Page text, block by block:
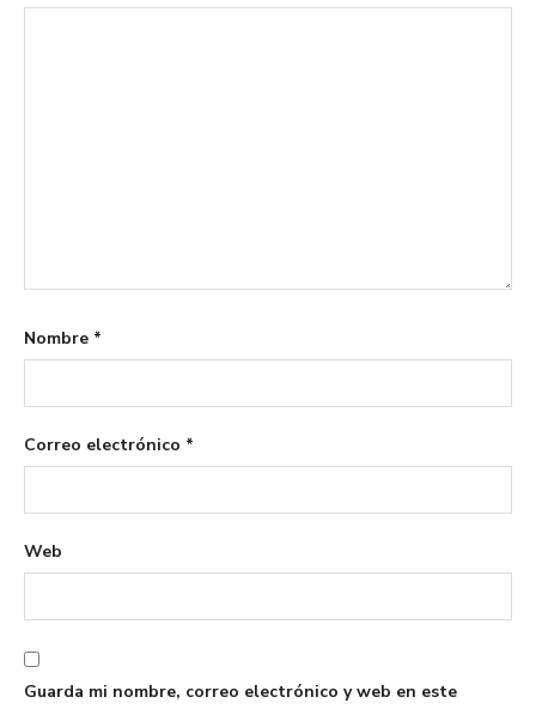
Nombre *
Correo electrónico *
Web
Guarda mi nombre, correo electrónico y web en este